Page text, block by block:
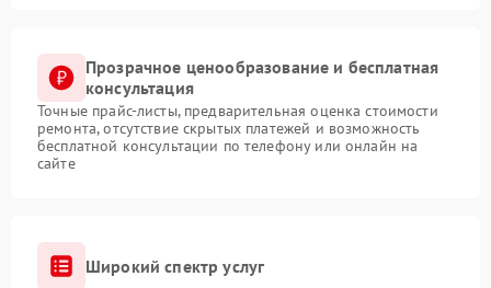
Прозрачное ценообразование и бесплатная
консультация
Точные прайс-листы, предварительная оценка стоимости
ремонта, отсутствие скрытых платежей и возможность
бесплатной консультации по телефону или онлайн на
сайте
Широкий спектр услуг